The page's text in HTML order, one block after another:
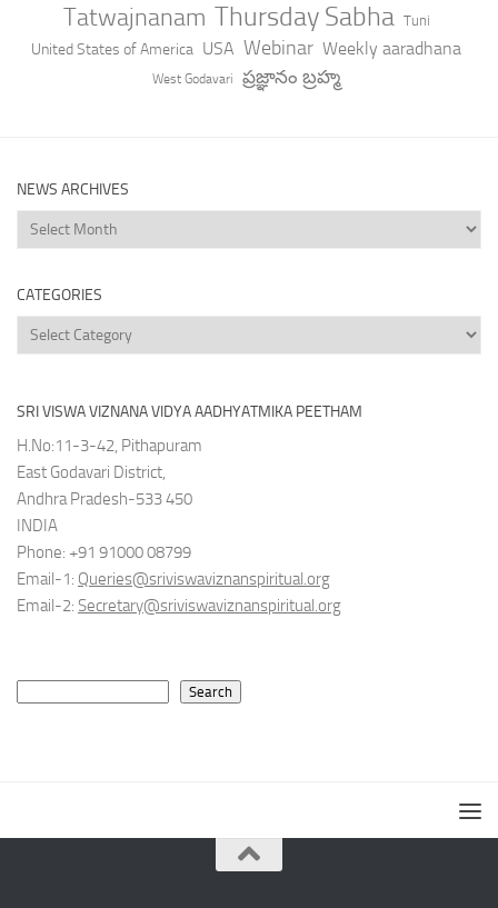
Tatwajnanam Thursday Sabha Tuni
United States of America USA Webinar Weekly aaradhana
West Godavari ప్రజ్ఞానం బ్రహ్మ
NEWS ARCHIVES
News
Archives
CATEGORIES
Categories
SRI VISWA VIZNANA VIDYA AADHYATMIKA PEETHAM
H.No:11-3-42, Pithapuram
East Godavari District,
Andhra Pradesh-533 450
INDIA
Phone: +91 91000 08799
Email-1: Queries@sriviswaviznanspiritual.org
Email-2: Secretary@sriviswaviznanspiritual.org
Search